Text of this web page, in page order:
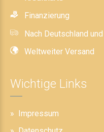
Finanzierung
Nach Deutschland
Weltweiter Versand
Wichtige Links
Impressum